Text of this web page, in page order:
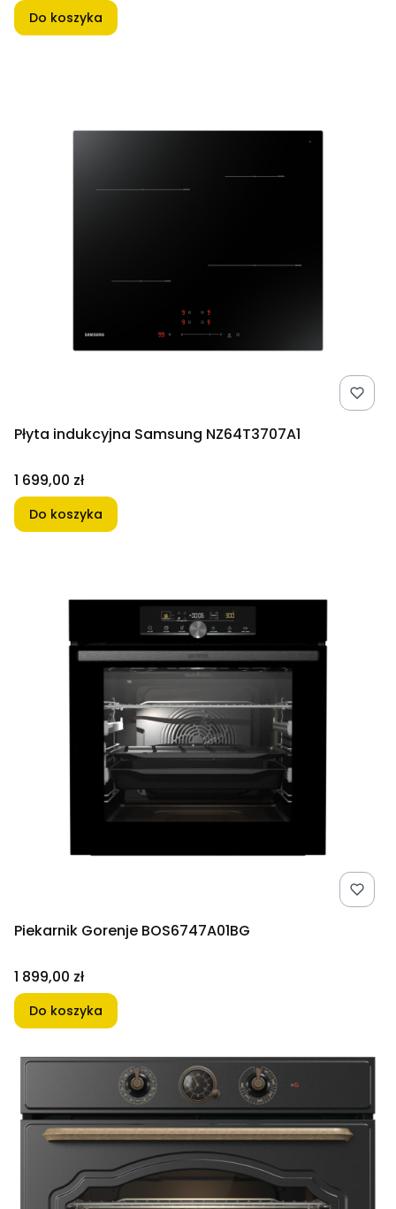
Do koszyka
Płyta indukcyjna Samsung NZ64T3707A1
Cena
1 699,00 zł
Do koszyka
Piekarnik Gorenje BOS6747A01BG
Cena
1 899,00 zł
Do koszyka